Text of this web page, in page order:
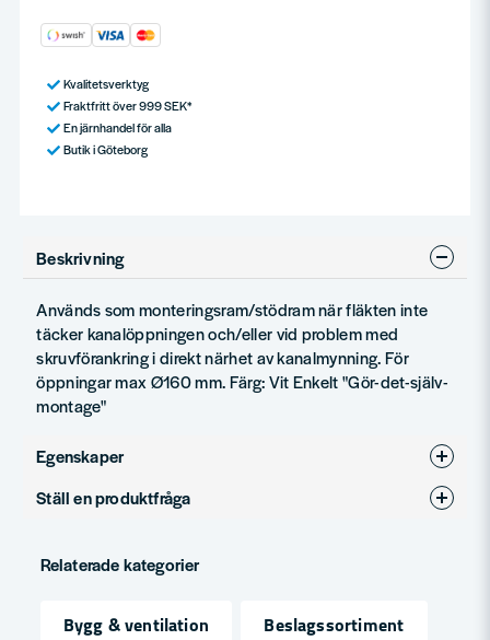
Kvalitetsverktyg
Fraktfritt över 999 SEK*
En järnhandel för alla
Butik i Göteborg
Beskrivning
Används som monteringsram/stödram när fläkten inte
täcker kanalöppningen och/eller vid problem med
skruvförankring i direkt närhet av kanalmynning. För
öppningar max Ø160 mm. Färg: Vit Enkelt "Gör-det-själv-
montage"
Egenskaper
Produkttyp
Ställ en produktfråga
Fråga oss något om denna produkten...
Relaterade kategorier
Bygg & ventilation
Beslagssortiment